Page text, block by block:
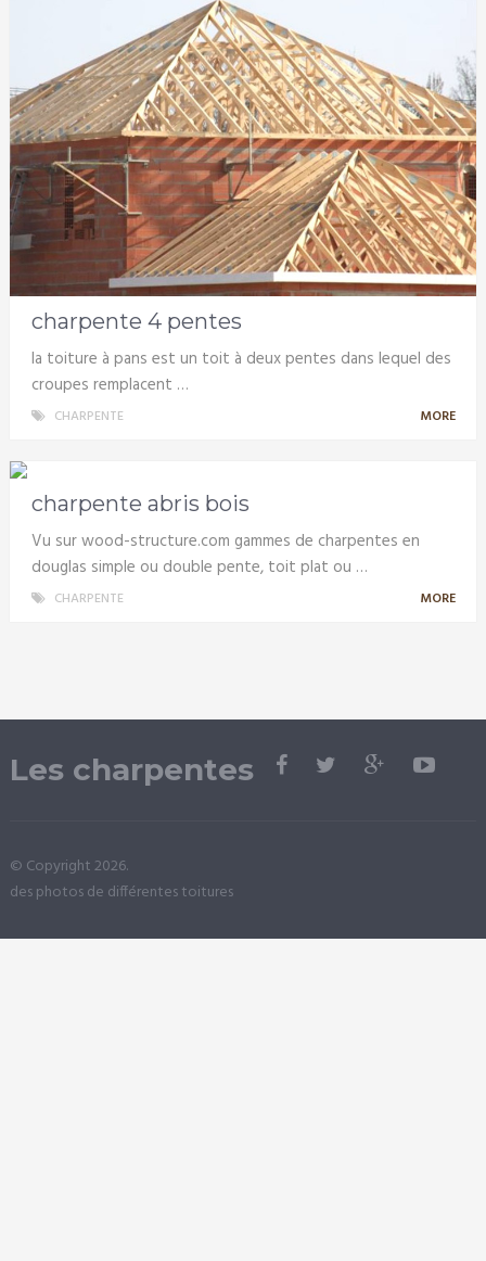
charpente 4 pentes
la toiture à pans est un toit à deux pentes dans lequel des
croupes remplacent …
CHARPENTE MORE
charpente abris bois
Vu sur wood-structure.com gammes de charpentes en
douglas simple ou double pente, toit plat ou …
CHARPENTE MORE
Les charpentes
© Copyright 2026.
des photos de différentes toitures